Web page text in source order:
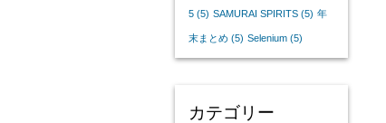
5(5) SAMURAI SPIRITS(5) 年
末まとめ(5) Selenium(5)
カテゴリー